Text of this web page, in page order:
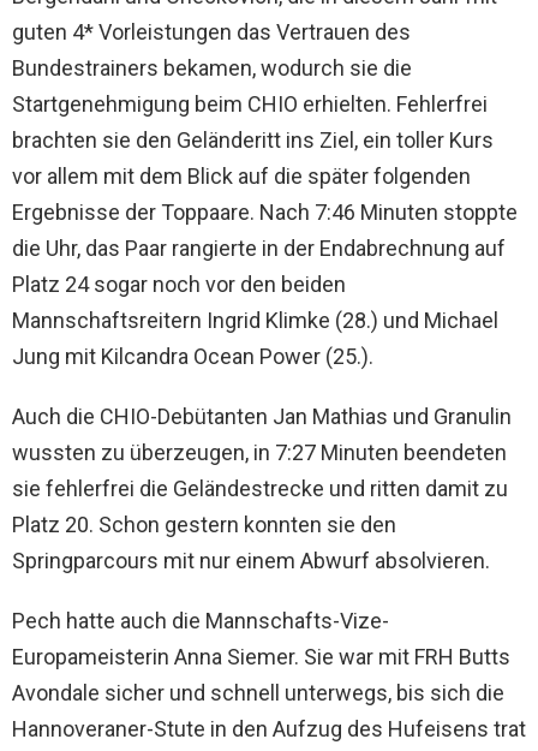
guten 4* Vorleistungen das Vertrauen des
Bundestrainers bekamen, wodurch sie die
Startgenehmigung beim CHIO erhielten. Fehlerfrei
brachten sie den Geländeritt ins Ziel, ein toller Kurs
vor allem mit dem Blick auf die später folgenden
Ergebnisse der Toppaare. Nach 7:46 Minuten stoppte
die Uhr, das Paar rangierte in der Endabrechnung auf
Platz 24 sogar noch vor den beiden
Mannschaftsreitern Ingrid Klimke (28.) und Michael
Jung mit Kilcandra Ocean Power (25.).
Auch die CHIO-Debütanten Jan Mathias und Granulin
wussten zu überzeugen, in 7:27 Minuten beendeten
sie fehlerfrei die Geländestrecke und ritten damit zu
Platz 20. Schon gestern konnten sie den
Springparcours mit nur einem Abwurf absolvieren.
Pech hatte auch die Mannschafts-Vize-
Europameisterin Anna Siemer. Sie war mit FRH Butts
Avondale sicher und schnell unterwegs, bis sich die
Hannoveraner-Stute in den Aufzug des Hufeisens trat